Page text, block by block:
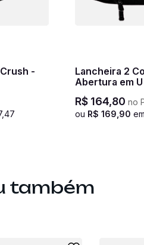
-
,47
Lancheira 2
Abertura em
Preto
R$ 164,80 no
ou R$ 169,90
também